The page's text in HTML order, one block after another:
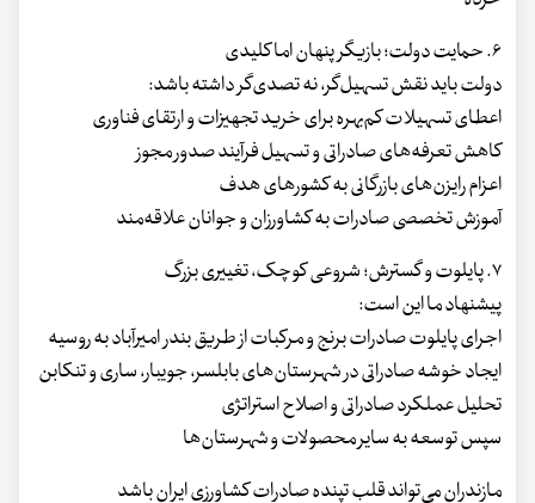
۶. حمایت دولت؛ بازیگر پنهان اما کلیدی
دولت باید نقش تسهیل‌گر، نه تصدی‌گر داشته باشد:
اعطای تسهیلات کم‌بهره برای خرید تجهیزات و ارتقای فناوری
کاهش تعرفه‌های صادراتی و تسهیل فرآیند صدور مجوز
اعزام رایزن‌های بازرگانی به کشورهای هدف
آموزش تخصصی صادرات به کشاورزان و جوانان علاقه‌مند
۷. پایلوت و گسترش؛ شروعی کوچک، تغییری بزرگ
پیشنهاد ما این است:
اجرای پایلوت صادرات برنج و مرکبات از طریق بندر امیرآباد به روسیه
ایجاد خوشه صادراتی در شهرستان‌های بابلسر، جویبار، ساری و تنکابن
تحلیل عملکرد صادراتی و اصلاح استراتژی
سپس توسعه به سایر محصولات و شهرستان‌ها
مازندران می‌تواند قلب تپنده صادرات کشاورزی ایران باشد